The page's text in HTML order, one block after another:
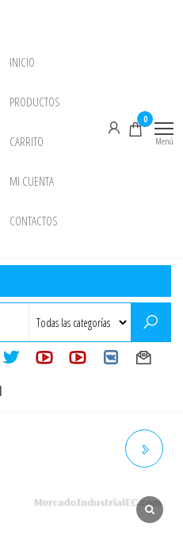
INICIO
PRODUCTOS
CARRITO
MI CUENTA
CONTACTOS
0
Menú